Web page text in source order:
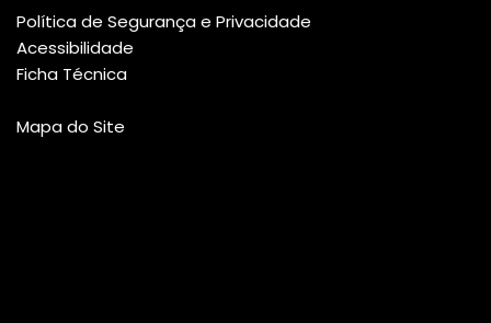
Política de Segurança e Privacidade
Acessibilidade
Ficha Técnica
Mapa do Site